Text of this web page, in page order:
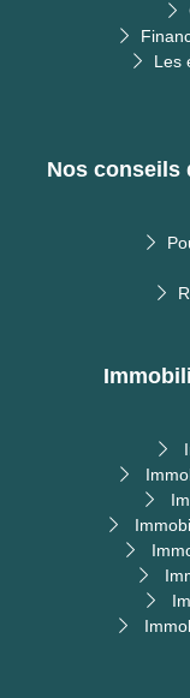
Les
Nos conseils